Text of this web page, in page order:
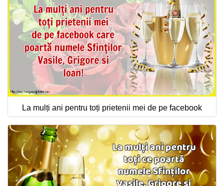
La mulți ani pentru toți prietenii mei de pe facebook